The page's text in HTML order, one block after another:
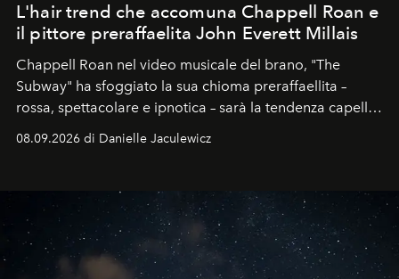
L'hair trend che accomuna Chappell Roan e
il pittore preraffaelita John Everett Millais
Chappell Roan nel video musicale del brano, "The
Subway" ha sfoggiato la sua chioma preraffaellita –
rossa, spettacolare e ipnotica – sarà la tendenza capelli
dell'autunno?
08.09.2026 di Danielle Jaculewicz